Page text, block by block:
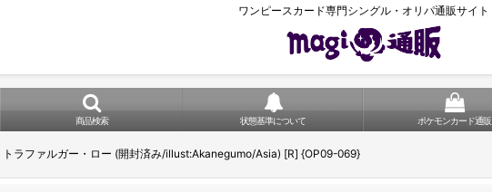
ワンピースカード専門シングル・オリパ通販サイト
商品検索 状態基準について ポケモンカード通販
トラファルガー・ロー (開封済み/illust:Akanegumo/Asia) [R] {OP09-069}